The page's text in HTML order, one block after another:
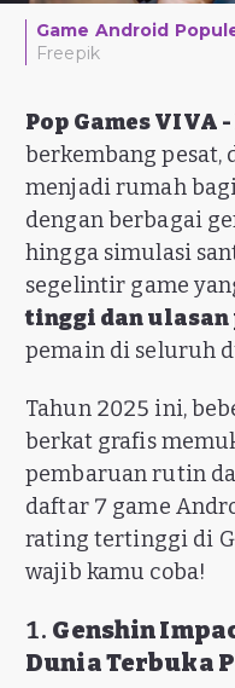
Game Android
Freepik
Pop Games VIVA -
berkembang pesat,
menjadi rumah
dengan berbagai
hingga simulasi
segelintir game
tinggi dan
pemain di seluruh
Tahun 2025 ini,
berkat grafis
pembaruan rutin
daftar 7 game
rating tertinggi di
wajib kamu coba!
1. Genshin
Dunia Terbuka